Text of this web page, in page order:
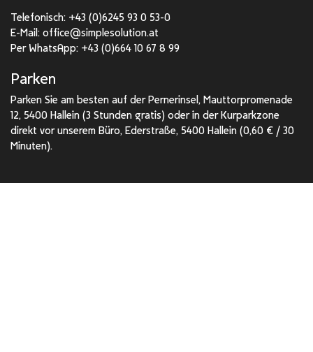
Telefonisch: +43 (0)6245 93 0 53-0
E-Mail: office@simplesolution.at
Per WhatsApp: +43 (0)664 10 67 8 99
Parken
Parken Sie am besten auf der Pernerinsel , Mauttorpromenade
12, 5400 Hallein (3 Stunden gratis) oder in der Kurparkzone
direkt vor unserem Büro, Ederstraße, 5400 Hallein (0,60 € / 30
Minuten).